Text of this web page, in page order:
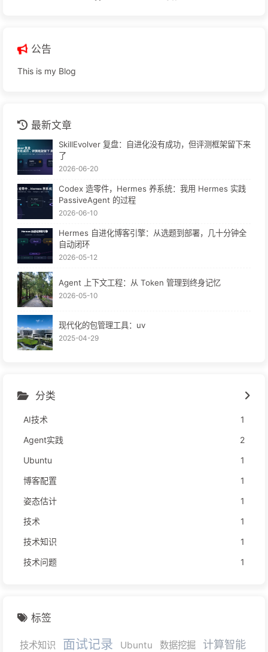
公告
This is my Blog
最新文章
SkillEvolver 复盘：自进化没有成功，但评测框架留下来
了
2026-06-20
Codex 造零件，Hermes 养系统：我用 Hermes 实践
PassiveAgent 的过程
2026-06-10
Hermes 自进化博客引擎：从选题到部署，几十分钟全
自动闭环
2026-05-12
Agent 上下文工程：从 Token 管理到终身记忆
2026-05-10
现代化的包管理工具：uv
2025-04-29
分类
AI技术
1
Agent实践
2
Ubuntu
1
博客配置
1
姿态估计
1
技术
1
技术知识
1
技术问题
1
标签
技术知识 面试记录 Ubuntu 数据挖掘 计算智能